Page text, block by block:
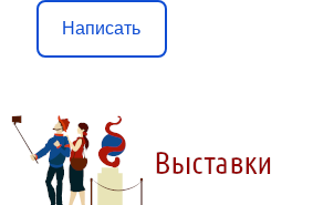
Написать